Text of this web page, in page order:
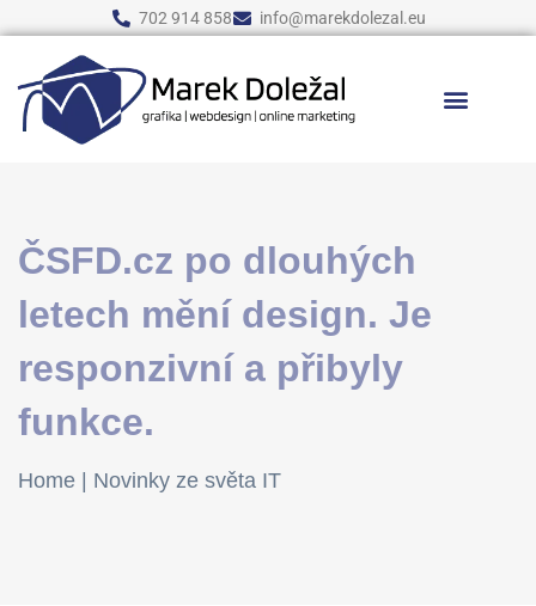
702 914 858 info@marekdolezal.eu
ČSFD.cz po dlouhých
letech mění design. Je
responzivní a přibyly
funkce.
Home | Novinky ze světa IT